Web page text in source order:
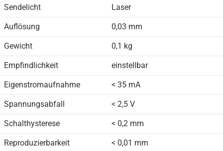
Sendelicht Laser
Auflösung 0,03 mm
Gewicht 0,1 kg
Empfindlichkeit einstellbar
Eigenstromaufnahme < 35 mA
Spannungsabfall < 2,5 V
Schalthysterese < 0,2 mm
Reproduzierbarkeit < 0,01 mm